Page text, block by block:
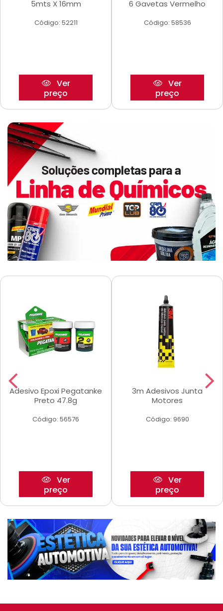
5mts X 16mm
Código: 52211
Ver
preço
6 Gavetas Vermelho
Código: 58536
Ver
preço
Adesivo Epoxi Pegatanke
Preto 47.8g
Código: 56576
Ver
preço
3m Adesivos Junta
Motores
Código: 9690
Ver
preço